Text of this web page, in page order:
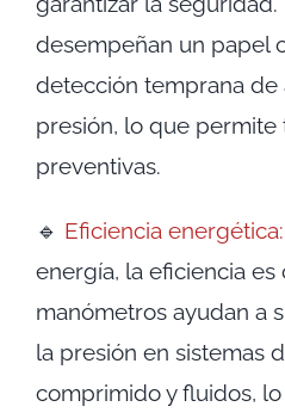
desempeñan un papel
detección temprana de
presión, lo que permite
preventivas.
🔹 Eficiencia energética:
energía, la eficiencia es
manómetros ayudan a
la presión en sistemas
comprimido y fluidos,